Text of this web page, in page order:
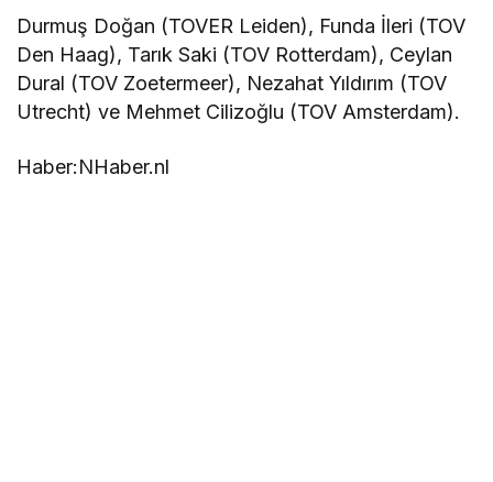
Durmuş Doğan (TOVER Leiden), Funda İleri (TOV
Den Haag), Tarık Saki (TOV Rotterdam), Ceylan
Dural (TOV Zoetermeer), Nezahat Yıldırım (TOV
Utrecht) ve Mehmet Cilizoğlu (TOV Amsterdam).
Haber:NHaber.nl